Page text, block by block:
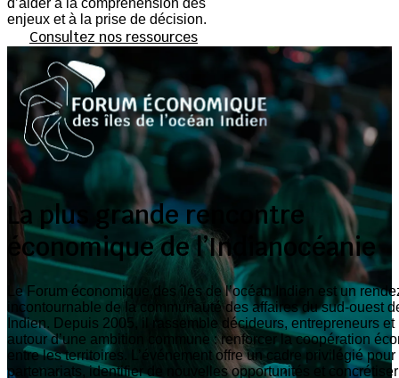
enjeux et à la prise de décision.
Consultez nos ressources
La plus grande rencontre
économique de l’Indianocéanie
Le Forum économique des îles de l’océan Indien est un
incontournable de la communauté des affaires du sud-ouest
Indien. Depuis 2005, il rassemble décideurs, entrepreneurs
autour d’une ambition commune : renforcer la coopération
entre les territoires. L’événement offre un cadre privilégié
partenariats, identifier de nouvelles opportunités et